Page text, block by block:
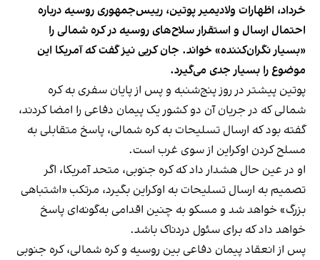
خرداد، اظهارات ولادیمیر پوتین، رییس‌جمهوری روسیه درباره
احتمال ارسال و استقرار سلاح‌های روسیه در کره شمالی را
«بسیار نگران‌کننده» خواند. جان کربی نیز گفت که آمریکا این
موضوع را بسیار جدی می‌گیرد.
پوتین پیشتر در روز پنج‌شنبه و پس از پایان سفری به کره
شمالی که در جریان آن دو کشور یک پیمان دفاعی را امضا کردند،
گفته بود که ارسال تسلیحات به کره شمالی، پاسخ متقابلی به
مسلح کردن اوکراین از سوی غرب است.
او در عین حال هشدار داد که کره جنوبی، متحد آمریکا، اگر
تصمیم به ارسال تسلیحات به اوکراین بگیرد، مرتکب «اشتباهی
بزرگ» خواهد شد و مسکو به چنین اقدامی به‌گونه‌ای پاسخ
خواهد داد که برای سئول دردناک باشد.
پس از انعقاد پیمان دفاعی بین روسیه و کره شمالی، کره جنوبی